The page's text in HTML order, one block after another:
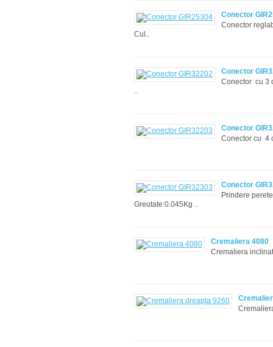
Conector
Conector
Cul..
Conector
Conector cu 3
..
Conector
Conector cu 4
Conector
Prindere
Greutate:0.045Kg ..
Cremaliera 4080
Cremaliera